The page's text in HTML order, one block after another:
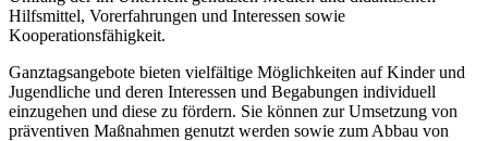
Hilfsmittel, Vorerfahrungen und Interessen sowie
Kooperationsfähigkeit.
Ganztagsangebote bieten vielfältige Möglichkeiten auf Kinder und
Jugendliche und deren Interessen und Begabungen individuell
einzugehen und diese zu fördern. Sie können zur Umsetzung von
präventiven Maßnahmen genutzt werden sowie zum Abbau von